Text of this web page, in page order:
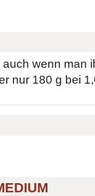
wenn man
nur 180 g bei